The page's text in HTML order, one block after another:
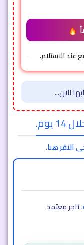
عند الاستلام.
الآن...
يوم.
النقر هنا.
تاجر معتمد